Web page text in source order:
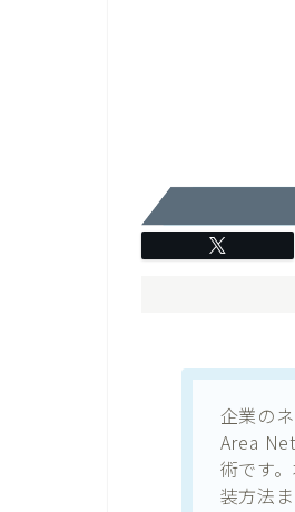
企業の
Area
術です
装方法